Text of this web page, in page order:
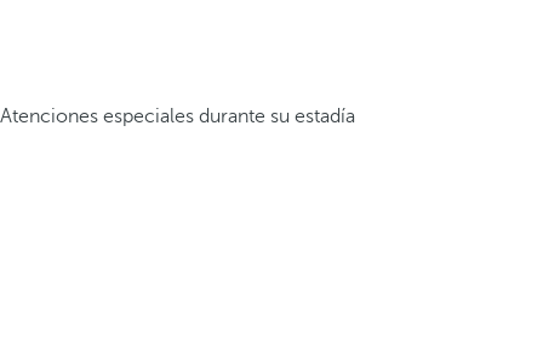
Atenciones especiales durante su estadía